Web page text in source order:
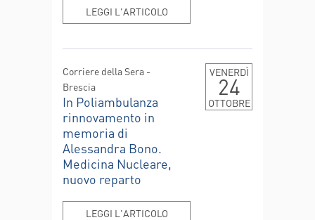
LEGGI L'ARTICOLO
Corriere della Sera -
Brescia
In Poliambulanza
rinnovamento in
memoria di
Alessandra Bono.
Medicina Nucleare,
nuovo reparto
LEGGI L'ARTICOLO
VENERDÌ
24
OTTOBRE